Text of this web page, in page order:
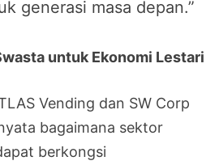
generasi masa depan.”
untuk Ekonomi Lestari
Vending dan SW Corp
bagaimana sektor
berkongsi